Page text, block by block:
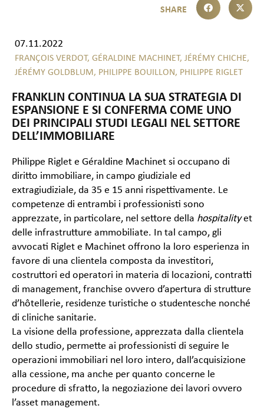
07.11.2022
FRANÇOIS VERDOT, GÉRALDINE MACHINET, JÉRÉMY CHICHE,
JÉRÉMY GOLDBLUM, PHILIPPE BOUILLON, PHILIPPE RIGLET
FRANKLIN CONTINUA LA SUA STRATEGIA DI
ESPANSIONE E SI CONFERMA COME UNO
DEI PRINCIPALI STUDI LEGALI NEL SETTORE
DELL’IMMOBILIARE
Philippe Riglet e Géraldine Machinet si occupano di
diritto immobiliare, in campo giudiziale ed
extragiudiziale, da 35 e 15 anni rispettivamente. Le
competenze di entrambi i professionisti sono
apprezzate, in particolare, nel settore della hospitalityet
delle infrastrutture ammobiliate. In tal campo, gli
avvocati Riglet e Machinet offrono la loro esperienza in
favore di una clientela composta da investitori,
costruttori ed operatori in materia di locazioni, contratti
di management, franchise ovvero d’apertura di strutture
d’hôtellerie, residenze turistiche o studentesche nonché
di cliniche sanitarie.
La visione della professione, apprezzata dalla clientela
dello studio, permette ai professionisti di seguire le
operazioni immobiliari nel loro intero, dall’acquisizione
alla cessione, ma anche per quanto concerne le
procedure di sfratto, la negoziazione dei lavori ovvero
l’asset management.